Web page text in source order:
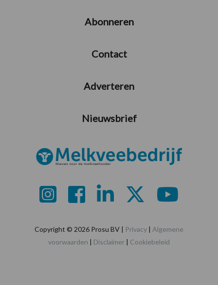
Abonneren
Contact
Adverteren
Nieuwsbrief
Copyright © 2026 Prosu BV | Privacy | Algemene
voorwaarden | Disclaimer | Cookiebeleid